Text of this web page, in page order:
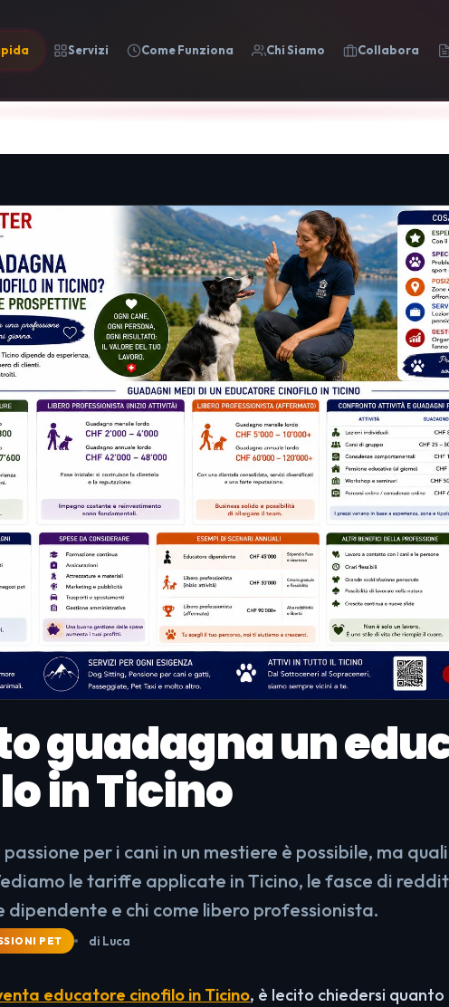
Servizi Come Funziona Chi Siamo Collabora
guadagna un
in Ticino
per i cani in un mestiere è possibile, ma
le tariffe applicate in Ticino, le fasce di
dipendente e chi come libero professionista.
PET di Luca
educatore cinofilo in Ticino, è lecito chiedersi quanto